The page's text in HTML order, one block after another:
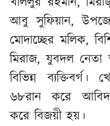
আবু সুফিয়ান,
মোদাচ্ছের মলি­ক,
মিরাজ, যুবদল
বিভিন্ন
৬৮রান করে
করে বিজয়ী হয়।